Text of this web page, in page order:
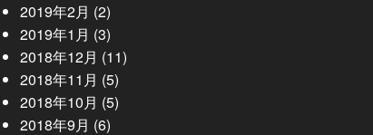
2019年2月 (2)
2019年1月 (3)
2018年12月 (11)
2018年11月 (5)
2018年10月 (5)
2018年9月 (6)